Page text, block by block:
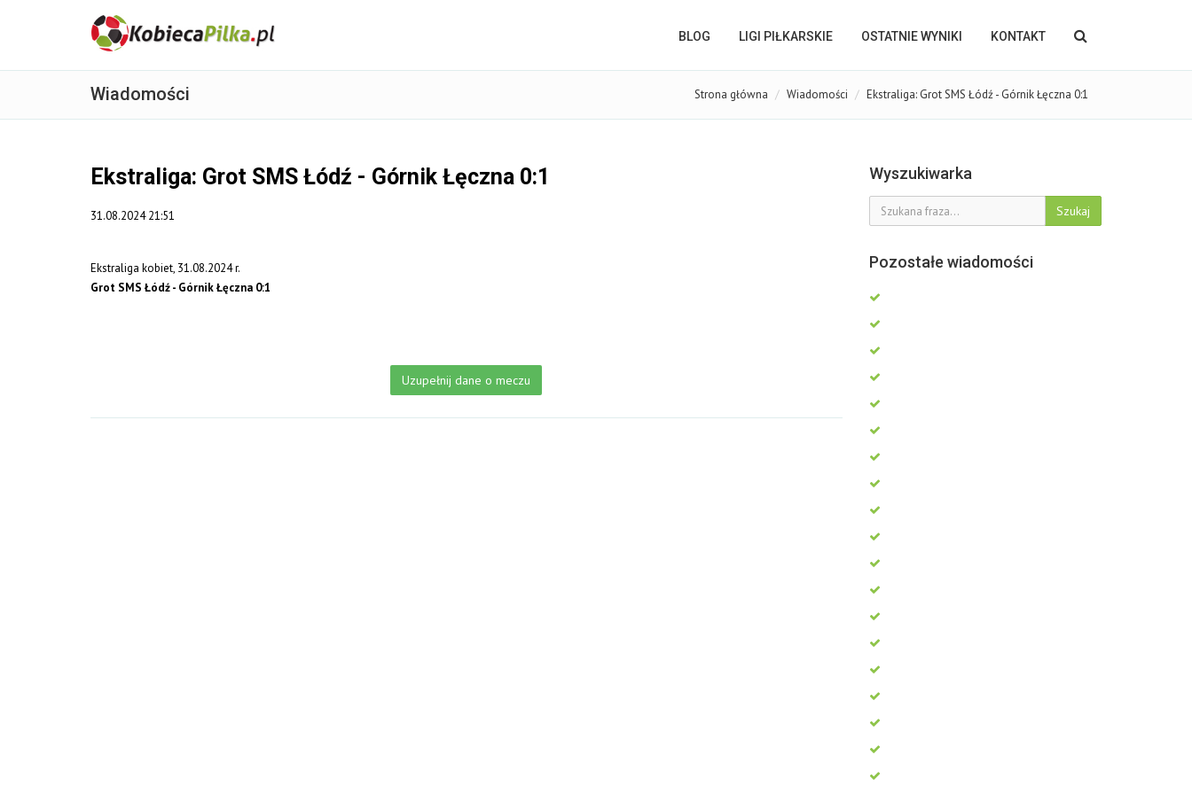
BLOG LIGI PIŁKARSKIE OSTATNIE WYNIKI KONTAKT
Wiadomości Strona główna Wiadomości Ekstraliga: Grot SMS Łódź - Górnik Łęczna 0:1
Ekstraliga: Grot SMS Łódź - Górnik Łęczna 0:1
31.08.2024 21:51
Ekstraliga kobiet, 31.08.2024 r.
Grot SMS Łódź - Górnik Łęczna 0:1
Uzupełnij dane o meczu
Wyszukiwarka
Szukaj
Pozostałe wiadomości